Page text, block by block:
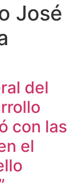
José
del
con las
el